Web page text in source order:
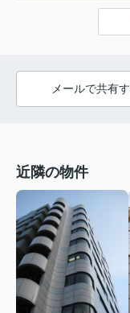
メールで共有
近隣の物件